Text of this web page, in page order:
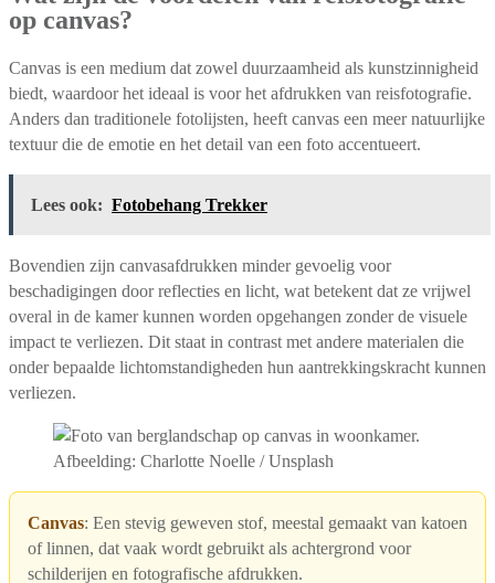
op canvas?
Canvas is een medium dat zowel duurzaamheid als kunstzinnigheid
biedt, waardoor het ideaal is voor het afdrukken van reisfotografie.
Anders dan traditionele fotolijsten, heeft canvas een meer natuurlijke
textuur die de emotie en het detail van een foto accentueert.
Lees ook: Fotobehang Trekker
Bovendien zijn canvasafdrukken minder gevoelig voor
beschadigingen door reflecties en licht, wat betekent dat ze vrijwel
overal in de kamer kunnen worden opgehangen zonder de visuele
impact te verliezen. Dit staat in contrast met andere materialen die
onder bepaalde lichtomstandigheden hun aantrekkingskracht kunnen
verliezen.
Afbeelding: Charlotte Noelle / Unsplash
Canvas: Een stevig geweven stof, meestal gemaakt van katoen
of linnen, dat vaak wordt gebruikt als achtergrond voor
schilderijen en fotografische afdrukken.